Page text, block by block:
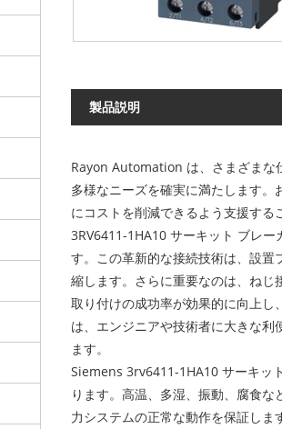
製品説明
Rayon Automation は、さまざまな
多様なニーズを確実に満たします
にコストを削減できるよう支援する
3RV6411-1HA10 サーキット ブレ
す。この革新的な接続技術は、設
縮します。さらに重要なのは、ねじ
取り付けの成功率が効果的に向上し
は、エンジニアや技術者に大きな
ます。
Siemens 3rv6411-1HA10 サーキッ
ります。高温、多湿、振動、腐食
力システムの正常な動作を保証し